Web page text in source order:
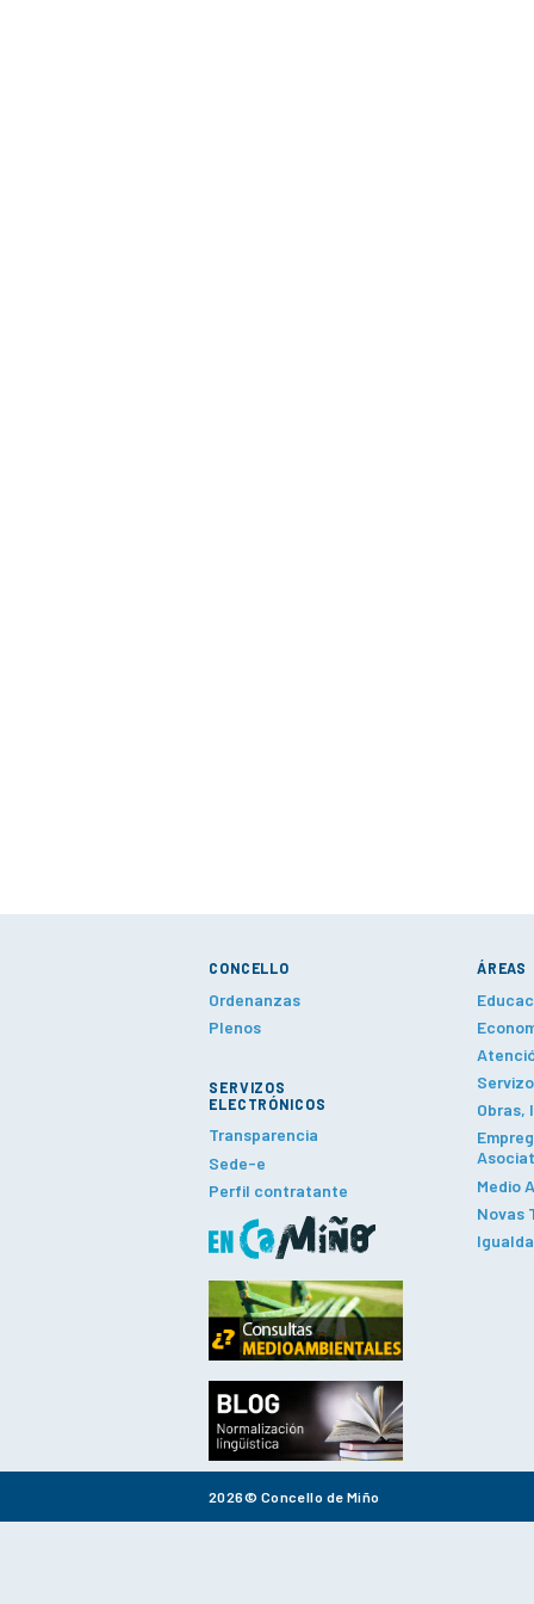
CONCELLO
Ordenanzas
Plenos
SERVIZOS
ELECTRÓNICOS
Transparencia
Sede-e
Perfil contratante
ÁREAS
Medio
Novas
2026© Concello de Miño